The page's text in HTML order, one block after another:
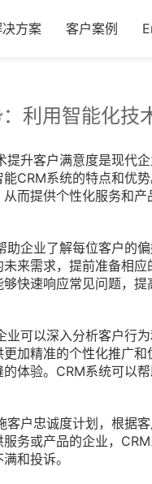
方案 客户案例
利用智能化技
提升客户满意度是现代
CRM系统的特点和优
而提供个性化服务和
企业了解每位客户的
来需求，提前准备相
快速响应常见问题，
业可以深入分析客户行
加精准的个性化推广
体验。CRM系统可以
户忠诚度计划，根据
务或产品的企业，
和投诉。